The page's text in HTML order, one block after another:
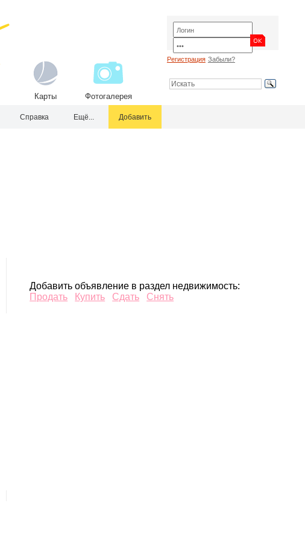
Карты Фотогалерея
Регистрация Забыли?
Справка Ещё... Добавить
Добавить объявление в раздел недвижимость:
Продать
Купить Сдать Снять